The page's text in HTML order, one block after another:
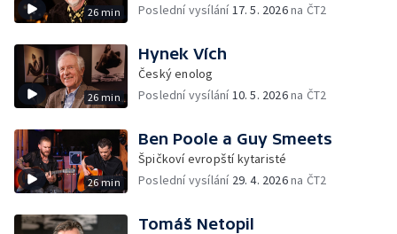
26 min
Poslední vysílání17. 5. 2026na ČT2
26 min
Hynek Vích
Český enolog
Poslední vysílání10. 5. 2026na ČT2
26 min
Ben Poole a Guy Smeets
Špičkoví evropští kytaristé
Poslední vysílání 29. 4. 2026na ČT2
Tomáš Netopil